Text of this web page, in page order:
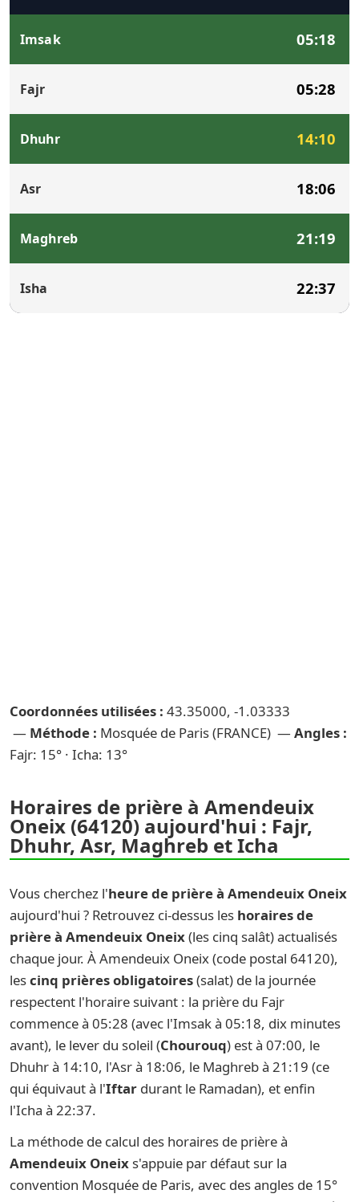
Imsak 05:18
Fajr 05:28
Dhuhr 14:10
Asr 18:06
Maghreb 21:19
Isha 22:37
Coordonnées utilisées : 43.35000, -1.03333
— Méthode : Mosquée de Paris (FRANCE) — Angles :
Fajr: 15° · Icha: 13°
Horaires de prière à Amendeuix
Oneix (64120) aujourd'hui : Fajr,
Dhuhr, Asr, Maghreb et Icha
Vous cherchez l'heure de prière à Amendeuix Oneix
aujourd'hui ? Retrouvez ci-dessus les horaires de
prière à Amendeuix Oneix(les cinq salât) actualisés
chaque jour. À Amendeuix Oneix (code postal 64120),
lescinq prières obligatoires(salat) de la journée
respectent l'horaire suivant : la prière du Fajr
commence à 05:28 (avec l'Imsak à 05:18, dix minutes
avant), le lever du soleil (Chourouq) est à 07:00, le
Dhuhr à 14:10, l'Asr à 18:06, le Maghreb à 21:19 (ce
qui équivaut à l'Iftar durant le Ramadan), et enfin
l'Icha à 22:37.
La méthode de calcul des horaires de prière à
Amendeuix Oneix s'appuie par défaut sur la
convention Mosquée de Paris, avec des angles de 15°